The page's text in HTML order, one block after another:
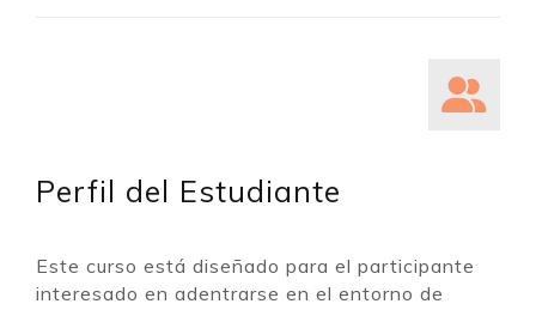
Perfil del Estudiante
Este curso está diseñado para el participante
interesado en adentrarse en el entorno de